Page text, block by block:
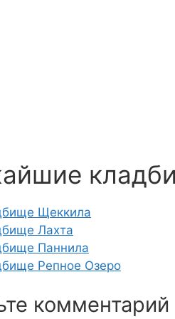
Щеккила
Лахта
Паннила
Репное Озеро
комментарий